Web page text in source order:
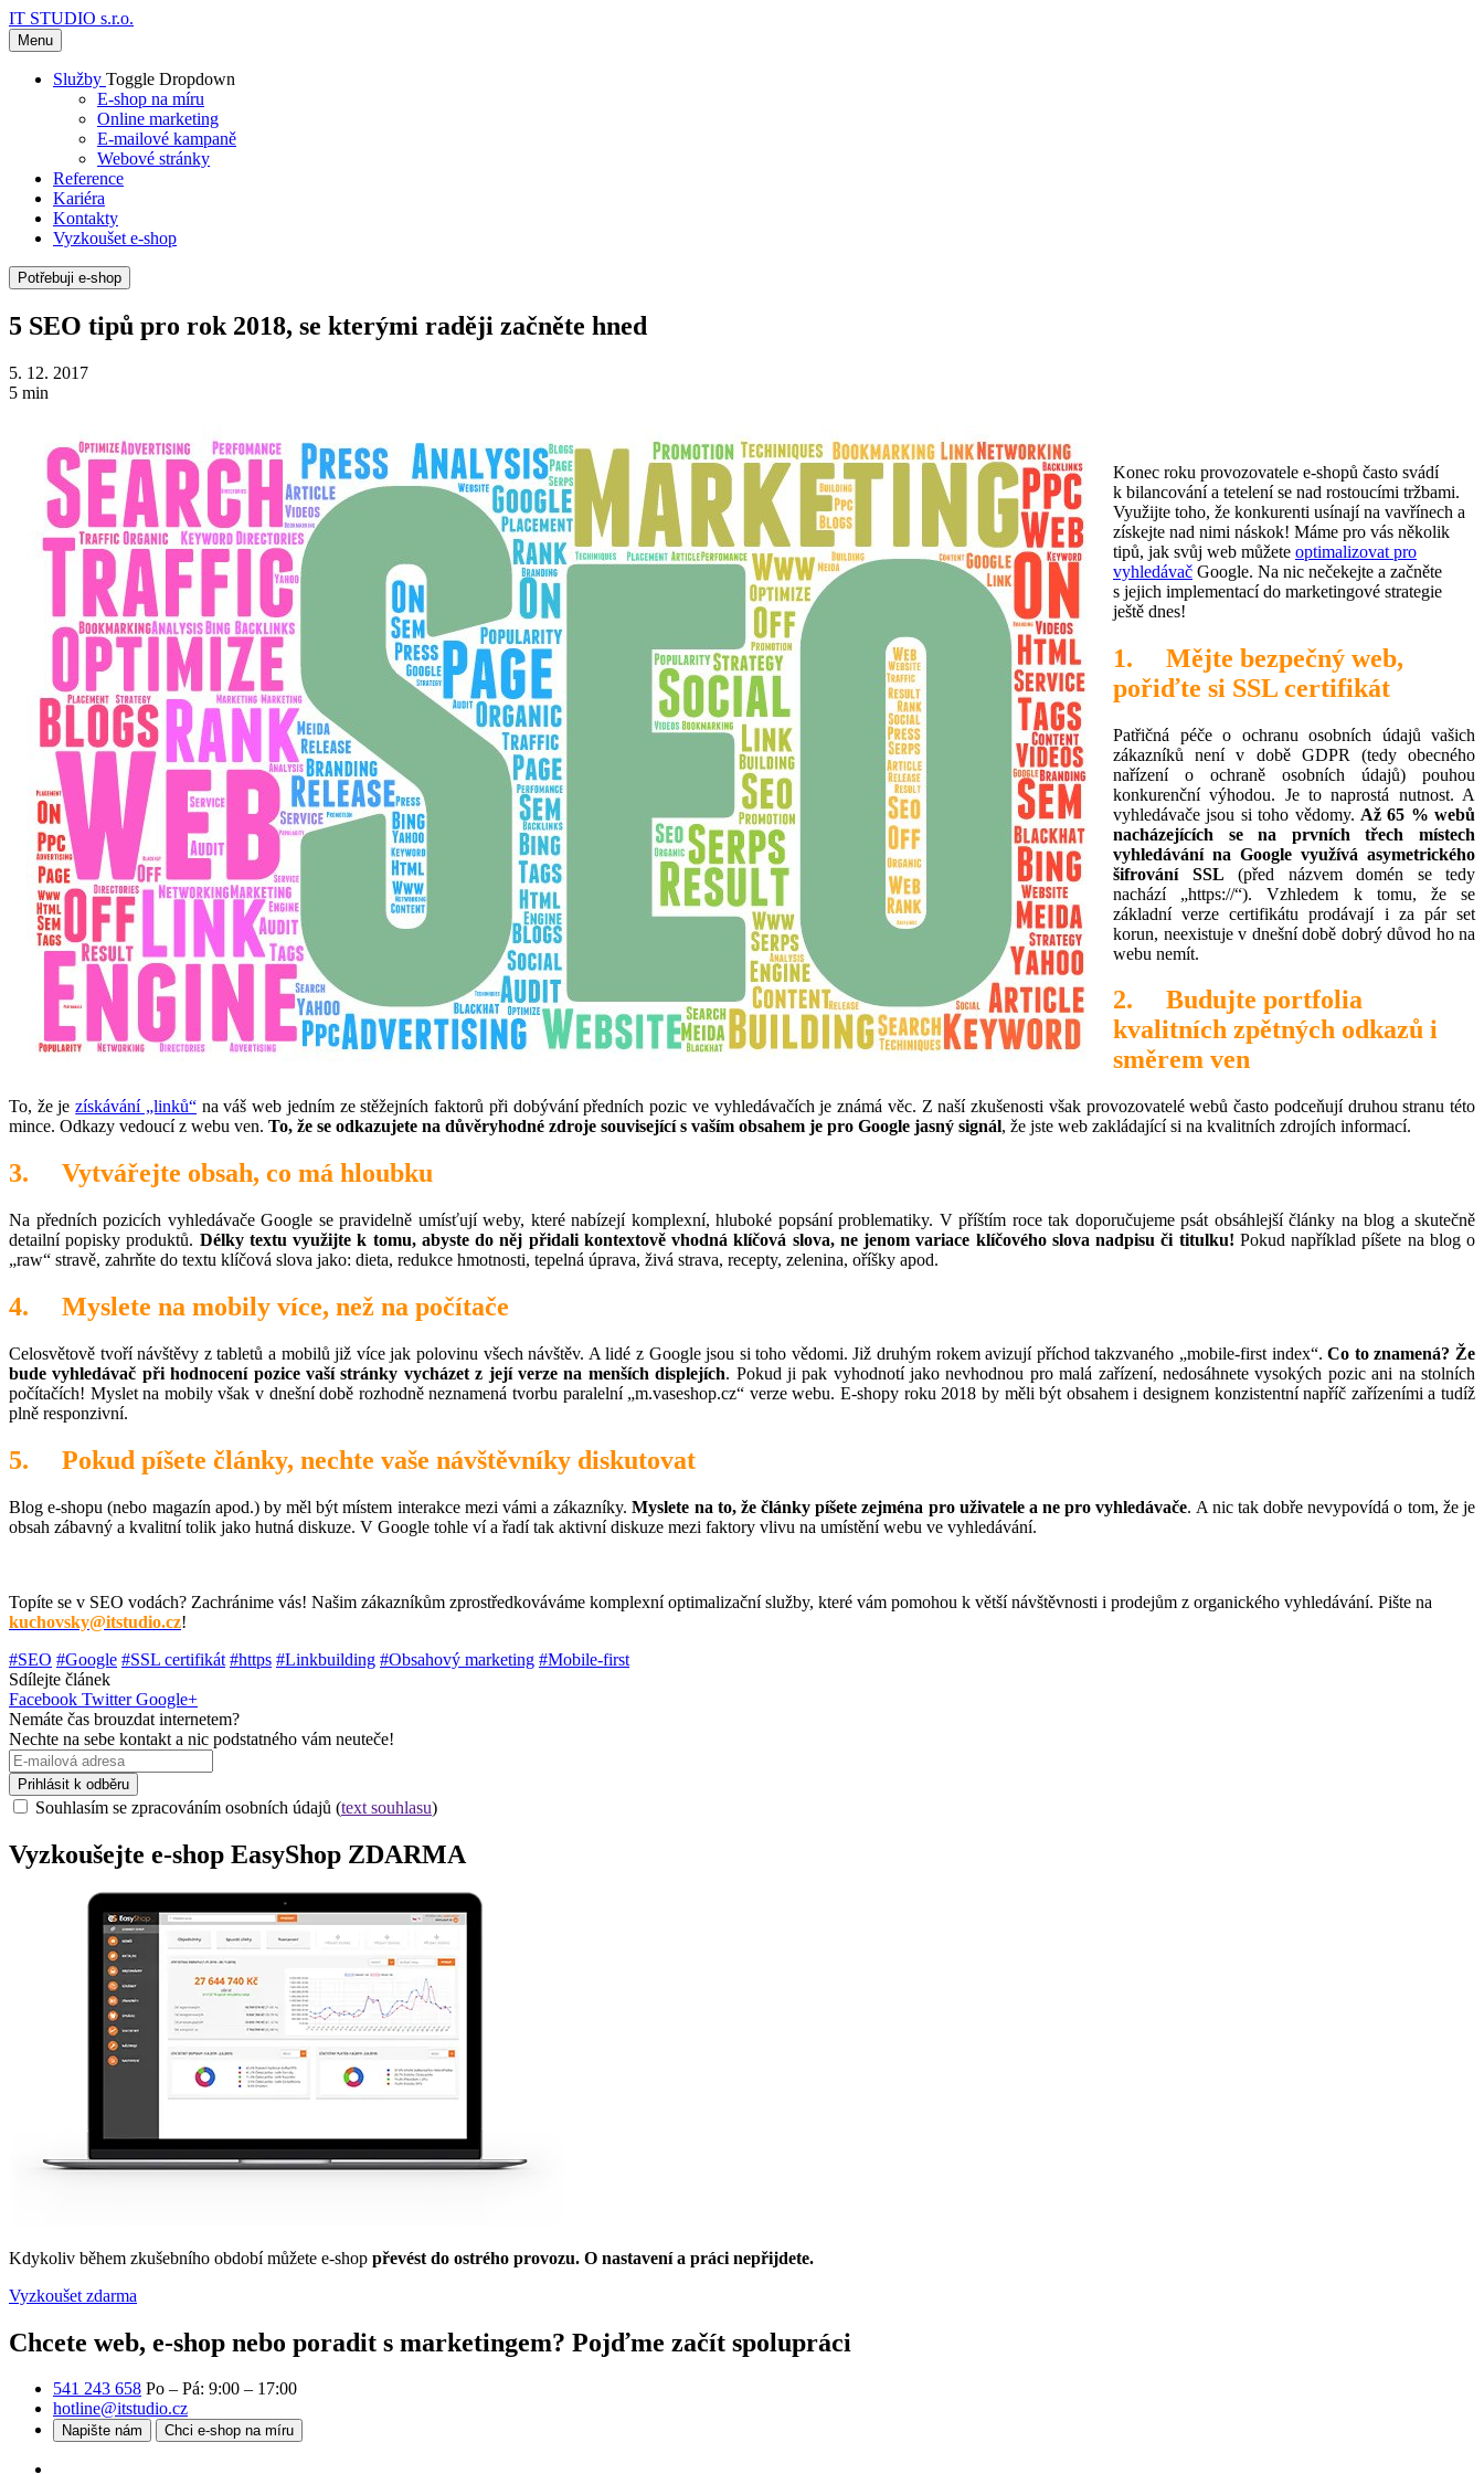
IT STUDIO s.r.o.
Menu
Služby Toggle Dropdown
E-shop na míru
Online marketing
E-mailové kampaně
Webové stránky
Reference
Kariéra
Kontakty
Vyzkoušet e-shop
Potřebuji e-shop
5 SEO tipů pro rok 2018, se kterými raději začněte hned
5. 12. 2017
5 min
Konec roku provozovatele e-shopů často svádí
k bilancování a tetelení se nad rostoucími tržbami.
Využijte toho, že konkurenti usínají na vavřínech a
získejte nad nimi náskok! Máme pro vás několik
tipů, jak svůj web můžete optimalizovat pro
vyhledávač Google. Na nic nečekejte a začněte
s jejich implementací do marketingové strategie
ještě dnes!
1. Mějte bezpečný web,
pořiďte si SSL certifikát
Patřičná péče o ochranu osobních údajů vašich
zákazníků není v době GDPR (tedy obecného
nařízení o ochraně osobních údajů) pouhou
konkurenční výhodou. Je to naprostá nutnost. A
vyhledávače jsou si toho vědomy. Až 65 % webů
nacházejících se na prvních třech místech
vyhledávání na Google využívá asymetrického
šifrování SSL (před názvem domén se tedy
nachází „https://“). Vzhledem k tomu, že se
základní verze certifikátu prodávají i za pár set
korun, neexistuje v dnešní době dobrý důvod ho na
webu nemít.
2. Budujte portfolia
kvalitních zpětných odkazů i
směrem ven
To, že jezískávání „linků“na váš web jedním ze stěžejních faktorů při dobývání předních pozic ve vyhledávačích je známá věc. Z naší zkušenosti však provozovatelé webů často podceňují druhou stranu této
mince. Odkazy vedoucí z webu ven. To, že se odkazujete na důvěryhodné zdroje související s vaším obsahem je pro Google jasný signál, že jste web zakládající si na kvalitních zdrojích informací.
3. Vytvářejte obsah, co má hloubku
Na předních pozicích vyhledávače Google se pravidelně umísťují weby, které nabízejí komplexní, hluboké popsání problematiky. V příštím roce tak doporučujeme psát obsáhlejší články na blog a skutečně
detailní popisky produktů. Délky textu využijte k tomu, abyste do něj přidali kontextově vhodná klíčová slova, ne jenom variace klíčového slova nadpisu či titulku! Pokud například píšete na blog o
„raw“ stravě, zahrňte do textu klíčová slova jako: dieta, redukce hmotnosti, tepelná úprava, živá strava, recepty, zelenina, oříšky apod.
4. Myslete na mobily více, než na počítače
Celosvětově tvoří návštěvy z tabletů a mobilů již více jak polovinu všech návštěv. A lidé z Google jsou si toho vědomi. Již druhým rokem avizují příchod takzvaného „mobile-first index“.Co to znamená? Že
bude vyhledávač při hodnocení pozice vaší stránky vycházet z její verze na menších displejích. Pokud ji pak vyhodnotí jako nevhodnou pro malá zařízení, nedosáhnete vysokých pozic ani na stolních
počítačích! Myslet na mobily však v dnešní době rozhodně neznamená tvorbu paralelní „m.vaseshop.cz“ verze webu. E-shopy roku 2018 by měli být obsahem i designem konzistentní napříč zařízeními a tudíž
plně responzivní.
5. Pokud píšete články, nechte vaše návštěvníky diskutovat
Blog e-shopu (nebo magazín apod.) by měl být místem interakce mezi vámi a zákazníky.Myslete na to, že články píšete zejména pro uživatele a ne pro vyhledávače. A nic tak dobře nevypovídá o tom, že je
obsah zábavný a kvalitní tolik jako hutná diskuze. V Google tohle ví a řadí tak aktivní diskuze mezi faktory vlivu na umístění webu ve vyhledávání.
Topíte se v SEO vodách? Zachránime vás! Našim zákazníkům zprostředkováváme komplexní optimalizační služby, které vám pomohou k větší návštěvnosti i prodejům z organického vyhledávání. Pište na
kuchovsky@itstudio.cz!
#SEO #Google #SSL certifikát #https #Linkbuilding #Obsahový marketing #Mobile-first
Sdílejte článek
Facebook Twitter Google+
Nemáte čas brouzdat internetem?
Nechte na sebe kontakt a nic podstatného vám neuteče!
Prihlásit k odběru
Souhlasím se zpracováním osobních údajů (text souhlasu)
Vyzkoušejte e-shop EasyShop ZDARMA
Kdykoliv během zkušebního období můžete e-shop převést do ostrého provozu. O nastavení a práci nepřijdete.
Vyzkoušet zdarma
Chcete web, e-shop nebo poradit s marketingem? Pojďme začít spolupráci
541 243 658 Po – Pá: 9:00 – 17:00
hotline@itstudio.cz
Napište nám Chci e-shop na míru